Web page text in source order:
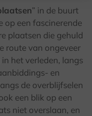
” in de buurt
op een fascinerende
plaatsen die gehuld
route van ongeveer
het verleden, langs
en
de overblijfselen
een blik op een
niet overslaan, en